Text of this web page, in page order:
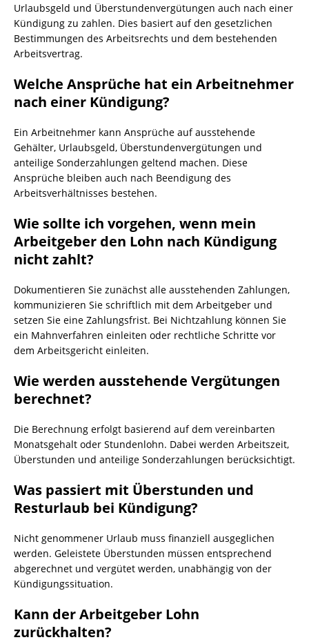
Urlaubsgeld und Überstundenvergütungen auch nach einer
Kündigung zu zahlen. Dies basiert auf den gesetzlichen
Bestimmungen des Arbeitsrechts und dem bestehenden
Arbeitsvertrag.
Welche Ansprüche hat ein Arbeitnehmer
nach einer Kündigung?
Ein Arbeitnehmer kann Ansprüche auf ausstehende
Gehälter, Urlaubsgeld, Überstundenvergütungen und
anteilige Sonderzahlungen geltend machen. Diese
Ansprüche bleiben auch nach Beendigung des
Arbeitsverhältnisses bestehen.
Wie sollte ich vorgehen, wenn mein
Arbeitgeber den Lohn nach Kündigung
nicht zahlt?
Dokumentieren Sie zunächst alle ausstehenden Zahlungen,
kommunizieren Sie schriftlich mit dem Arbeitgeber und
setzen Sie eine Zahlungsfrist. Bei Nichtzahlung können Sie
ein Mahnverfahren einleiten oder rechtliche Schritte vor
dem Arbeitsgericht einleiten.
Wie werden ausstehende Vergütungen
berechnet?
Die Berechnung erfolgt basierend auf dem vereinbarten
Monatsgehalt oder Stundenlohn. Dabei werden Arbeitszeit,
Überstunden und anteilige Sonderzahlungen berücksichtigt.
Was passiert mit Überstunden und
Resturlaub bei Kündigung?
Nicht genommener Urlaub muss finanziell ausgeglichen
werden. Geleistete Überstunden müssen entsprechend
abgerechnet und vergütet werden, unabhängig von der
Kündigungssituation.
Kann der Arbeitgeber Lohn
zurückhalten?